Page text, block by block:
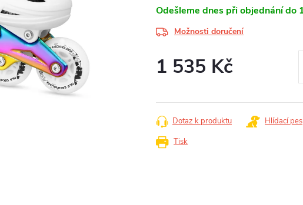
Odešleme dnes při objednání do
Možnosti doručení
1 535 Kč
Tisk
Dotaz k produktu Hlídací pes